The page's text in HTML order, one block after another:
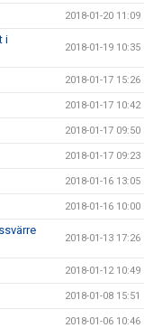
2018-01-20 11:09
i
2018-01-19 10:35
2018-01-17 15:26
2018-01-17 10:42
2018-01-17 09:50
2018-01-17 09:23
2018-01-16 13:05
2018-01-16 10:00
2018-01-13 17:26
2018-01-12 10:49
2018-01-08 15:51
2018-01-06 10:46